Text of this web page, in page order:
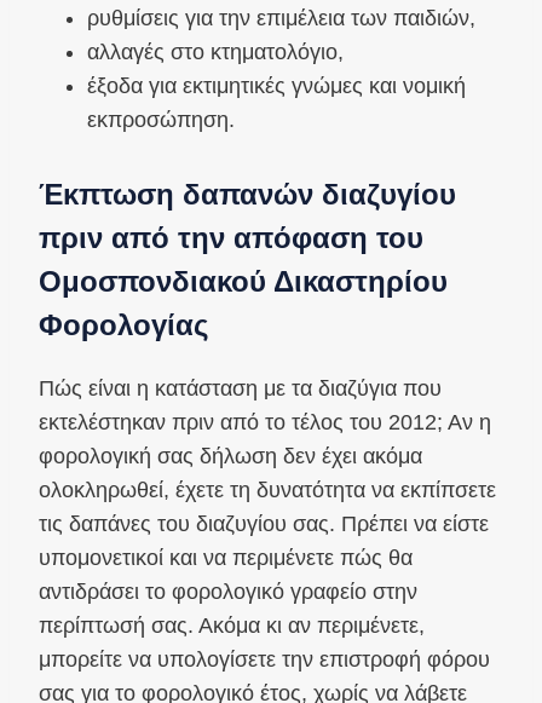
ρυθμίσεις για την επιμέλεια των παιδιών,
αλλαγές στο κτηματολόγιο,
έξοδα για εκτιμητικές γνώμες και νομική
εκπροσώπηση.
Έκπτωση δαπανών διαζυγίου
πριν από την απόφαση του
Ομοσπονδιακού Δικαστηρίου
Φορολογίας
Πώς είναι η κατάσταση με τα διαζύγια που
εκτελέστηκαν πριν από το τέλος του 2012; Αν η
φορολογική σας δήλωση δεν έχει ακόμα
ολοκληρωθεί, έχετε τη δυνατότητα να εκπίπσετε
τις δαπάνες του διαζυγίου σας. Πρέπει να είστε
υπομονετικοί και να περιμένετε πώς θα
αντιδράσει το φορολογικό γραφείο στην
περίπτωσή σας. Ακόμα κι αν περιμένετε,
μπορείτε να υπολογίσετε την επιστροφή φόρου
σας για το φορολογικό έτος, χωρίς να λάβετε